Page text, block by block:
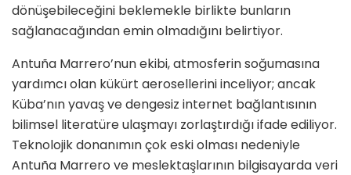
dönüşebileceğini beklemekle birlikte bunların
sağlanacağından emin olmadığını belirtiyor.
Antuña Marrero’nun ekibi, atmosferin soğumasına
yardımcı olan kükürt aerosellerini inceliyor; ancak
Küba’nın yavaş ve dengesiz internet bağlantısının
bilimsel literatüre ulaşmayı zorlaştırdığı ifade ediliyor.
Teknolojik donanımın çok eski olması nedeniyle
Antuña Marrero ve meslektaşlarının bilgisayarda veri